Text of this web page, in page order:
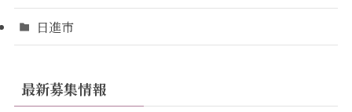
日進市
最新募集情報